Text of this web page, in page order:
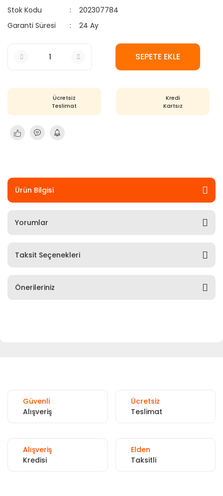
Stok Kodu
202307784
Garanti Süresi
24 Ay
SEPETE EKLE
Ücretsiz
Teslimat
Kredi
Kartsız
Ürün Bilgisi
Yorumlar
Taksit Seçenekleri
Önerileriniz
Güvenli
Alışveriş
Ücretsiz
Teslimat
Alışveriş
Kredisi
Elden
Taksitli